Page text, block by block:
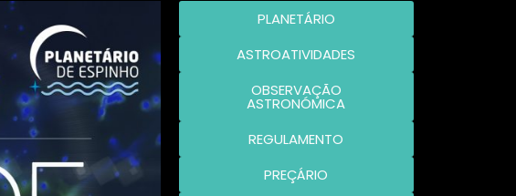
PLANETÁRIO
ASTROATIVIDADES
OBSERVAÇÃO
ASTRONÓMICA
REGULAMENTO
PREÇÁRIO